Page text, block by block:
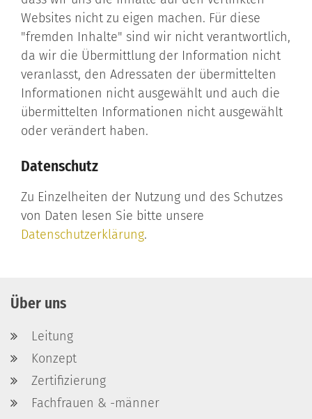
Websites nicht zu eigen machen. Für diese
"fremden Inhalte" sind wir nicht verantwortlich,
da wir die Übermittlung der Information nicht
veranlasst, den Adressaten der übermittelten
Informationen nicht ausgewählt und auch die
übermittelten Informationen nicht ausgewählt
oder verändert haben.
Datenschutz
Zu Einzelheiten der Nutzung und des Schutzes
von Daten lesen Sie bitte unsere
Datenschutzerklärung.
Über uns
Leitung
Konzept
Zertifizierung
Fachfrauen & -männer